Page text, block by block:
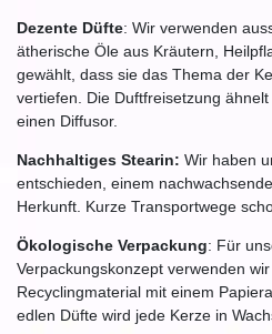
Dezente Düfte: Wir verwenden
ätherische Öle aus Kräutern,
gewählt, dass sie das Thema der
vertiefen. Die Duftfreisetzung
einen Diffusor.
Nachhaltiges Stearin: Wir haben
entschieden, einem
Herkunft. Kurze Transportwege
Ökologische Verpackung: Für
Verpackungskonzept verwenden
Recyclingmaterial mit einem
edlen Düfte wird jede Kerze in